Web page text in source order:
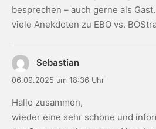
besprechen – auch gerne als
viele Anekdoten zu EBO vs.
Sebastian
06.09.2025 um 18:36 Uhr
Hallo zusammen,
wieder eine sehr schöne und